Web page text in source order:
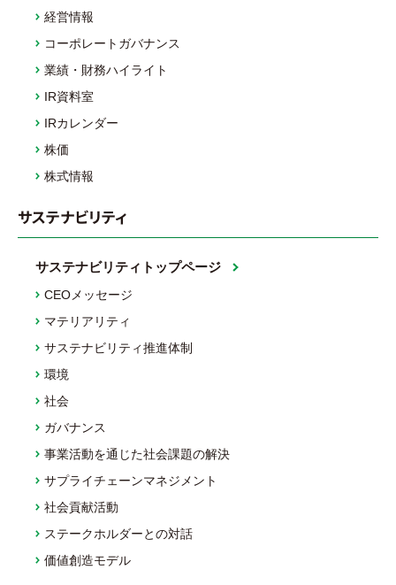
経営情報
コーポレートガバナンス
業績・財務ハイライト
IR資料室
IRカレンダー
株価
株式情報
サステナビリティ
サステナビリティトップページ
CEOメッセージ
マテリアリティ
サステナビリティ推進体制
環境
社会
ガバナンス
事業活動を通じた社会課題の解決
サプライチェーンマネジメント
社会貢献活動
ステークホルダーとの対話
価値創造モデル